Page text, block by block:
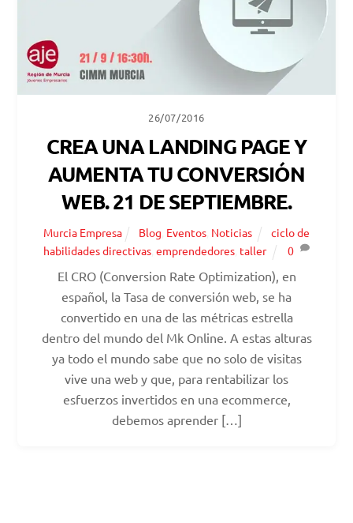
26/07/2016
CREA UNA LANDING PAGE Y
AUMENTA TU CONVERSIÓN
WEB. 21 DE SEPTIEMBRE.
Murcia Empresa Blog Eventos Noticias
ciclo de
habilidades directivas ,emprendedores taller 0
El CRO (Conversion Rate Optimization), en
español, la Tasa de conversión web, se ha
convertido en una de las métricas estrella
dentro del mundo del Mk Online. A estas alturas
ya todo el mundo sabe que no solo de visitas
vive una web y que, para rentabilizar los
esfuerzos invertidos en una ecommerce,
debemos aprender […]